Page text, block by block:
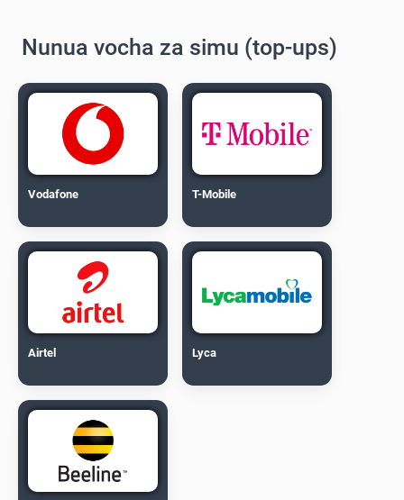
Nunua vocha za simu (top-ups)
Vodafone T-Mobile
Airtel Lyca